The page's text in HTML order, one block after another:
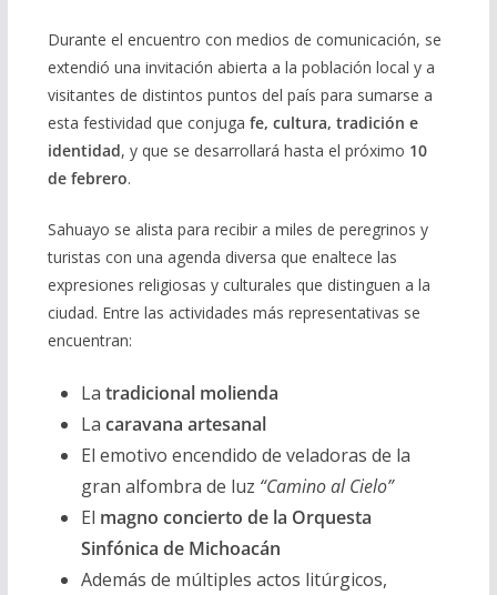
Durante el encuentro con medios de comunicación, se
extendió una invitación abierta a la población local y a
visitantes de distintos puntos del país para sumarse a
esta festividad que conjuga fe, cultura, tradición e
identidad, y que se desarrollará hasta el próximo 10
de febrero.
Sahuayo se alista para recibir a miles de peregrinos y
turistas con una agenda diversa que enaltece las
expresiones religiosas y culturales que distinguen a la
ciudad. Entre las actividades más representativas se
encuentran:
La tradicional molienda
La caravana artesanal
El emotivo encendido de veladoras de la
gran alfombra de luz “Camino al Cielo”
El magno concierto de la Orquesta
Sinfónica de Michoacán
Además de múltiples actos litúrgicos,